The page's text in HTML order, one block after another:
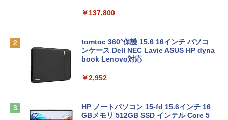
￥137,800
tomtoc 360°保護 15.6 16インチ パソコ
ンケース Dell NEC Lavie ASUS HP dyna
book Lenovo対応
￥2,952
HP ノートパソコン 15-fd 15.6インチ 16
GBメモリ 512GB SSD インテル Core 5